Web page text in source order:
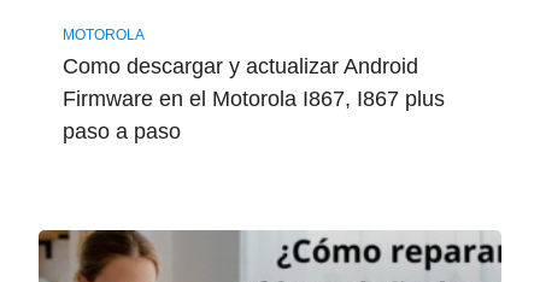
MOTOROLA
Como descargar y actualizar Android
Firmware en el Motorola I867, I867 plus
paso a paso